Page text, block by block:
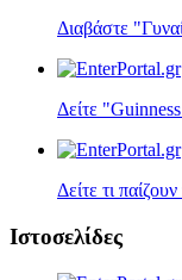
Διαβάστε
Δείτε
Δείτε τι
Ιστοσελίδες